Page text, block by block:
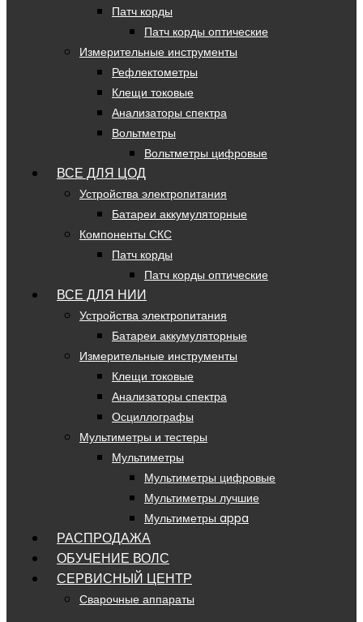
Патч корды
Патч корды оптические
Измерительные инструменты
Рефлектометры
Клещи токовые
Анализаторы спектра
Вольтметры
Вольтметры цифровые
ВСЕ ДЛЯ ЦОД
Устройства электропитания
Батареи аккумуляторные
Компоненты СКС
Патч корды
Патч корды оптические
ВСЕ ДЛЯ НИИ
Устройства электропитания
Батареи аккумуляторные
Измерительные инструменты
Клещи токовые
Анализаторы спектра
Осциллографы
Мультиметры и тестеры
Мультиметры
Мультиметры цифровые
Мультиметры лучшие
Мультиметры appa
РАСПРОДАЖА
ОБУЧЕНИЕ ВОЛС
СЕРВИСНЫЙ ЦЕНТР
Сварочные аппараты